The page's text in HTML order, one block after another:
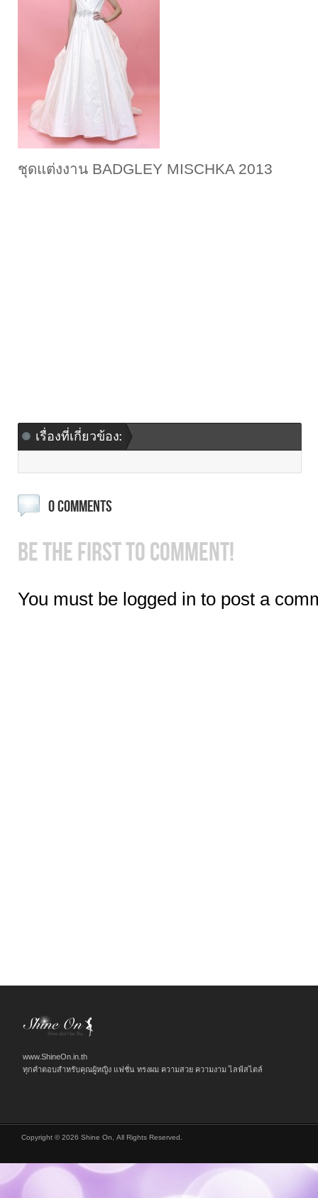
ชุดแต่งงาน BADGLEY MISCHKA 2013
เรื่องที่เกี่ยวข้อง:
0 COMMENTS
BE THE FIRST TO COMMENT!
You must be logged in to post a
www.ShineOn.in.th
ทุกคำตอบสำหรับคุณผู้หญิง แฟชั่น ทรงผม ความสวย ความงาม ไลฟ์สไตล์
Copyright © 2026 Shine On, All Rights Reserved.